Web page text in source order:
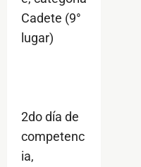
Cadete (9°
lugar)
2do día de
competenc
ia,